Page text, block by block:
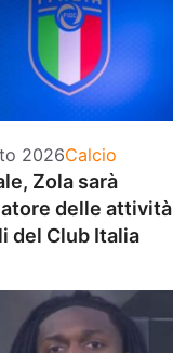
2026Categorie
Calcio
Zola sarà
delle attività
del Club Italia